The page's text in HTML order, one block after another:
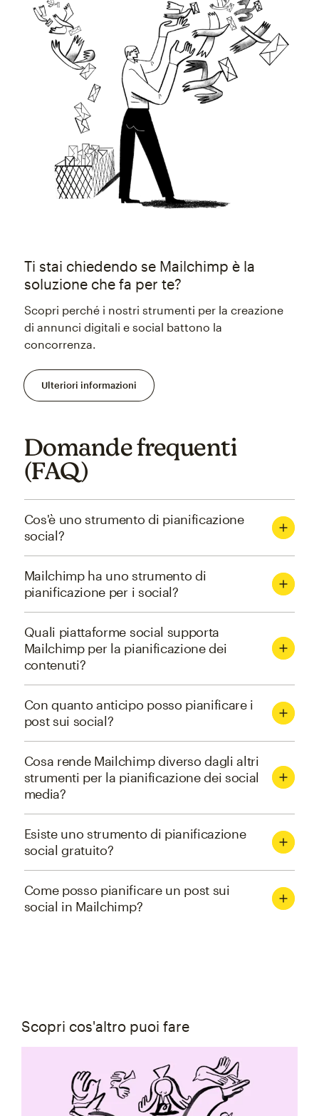
Ti stai chiedendo se Mailchimp è la
soluzione che fa per te?
Scopri perché i nostri strumenti per la creazione
di annunci digitali e social battono la
concorrenza.
Ulteriori informazioni
Domande frequenti
(FAQ)
Cos'è uno strumento di pianificazione
social?
Mailchimp ha uno strumento di
pianificazione per i social?
Quali piattaforme social supporta
Mailchimp per la pianificazione dei
contenuti?
Con quanto anticipo posso pianificare i
post sui social?
Cosa rende Mailchimp diverso dagli altri
strumenti per la pianificazione dei social
media?
Esiste uno strumento di pianificazione
social gratuito?
Come posso pianificare un post sui
social in Mailchimp?
Scopri cos'altro puoi fare